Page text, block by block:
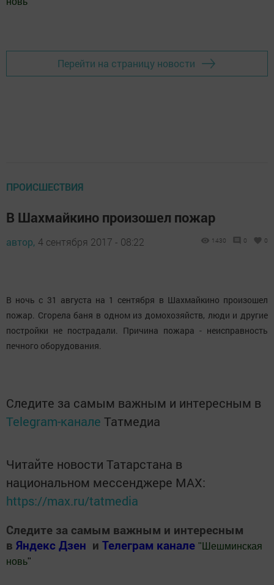
Перейти на страницу новости
ПРОИСШЕСТВИЯ
В Шахмайкино произошел пожар
автор, 4 сентября 2017 - 08:22 1430 0 0
В ночь с 31 августа на 1 сентября в Шахмайкино произошел
пожар. Сгорела баня в одном из домохозяйств, люди и другие
постройки не пострадали. Причина пожара - неисправность
печного оборудования.
Следите за самым важным и интересным в
Telegram-канале Татмедиа
Читайте новости Татарстана в
национальном мессенджере MАХ:
https://max.ru/tatmedia
Следите за самым важным и интересным
в Яндекс Дзен и Телеграм канале " Шешминская
новь"